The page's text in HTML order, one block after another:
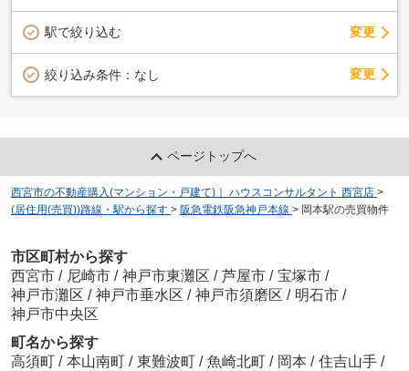
駅で絞り込む 変更
絞り込み条件： なし 変更
ページトップへ
西宮市の不動産購入(マンション・戸建て)｜ ハウスコンサルタント 西宮店 >
(居住用(売買))路線・駅から探す > 阪急電鉄阪急神戸本線 > 岡本駅の売買物件
市区町村から探す
西宮市 / 尼崎市 / 神戸市東灘区 / 芦屋市 / 宝塚市 /
神戸市灘区 / 神戸市垂水区 / 神戸市須磨区 / 明石市 /
神戸市中央区
町名から探す
高須町 / 本山南町 / 東難波町 / 魚崎北町 / 岡本 / 住吉山手 /